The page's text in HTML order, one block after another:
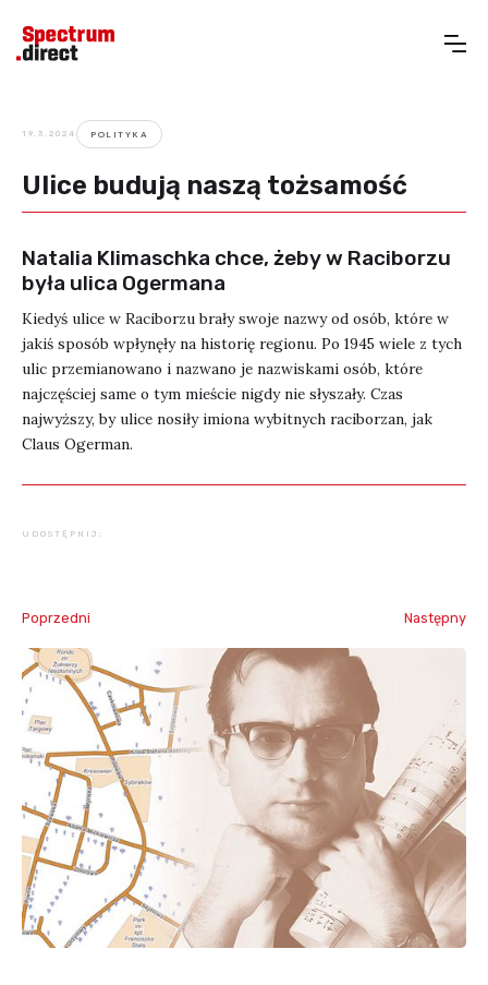
19.3.2024 POLITYKA
Ulice budują naszą tożsamość
Natalia Klimaschka chce, żeby w Raciborzu
była ulica Ogermana
Kiedyś ulice w Raciborzu brały swoje nazwy od osób, które w
jakiś sposób wpłynęły na historię regionu. Po 1945 wiele z tych
ulic przemianowano i nazwano je nazwiskami osób, które
najczęściej same o tym mieście nigdy nie słyszały. Czas
najwyższy, by ulice nosiły imiona wybitnych raciborzan, jak
Claus Ogerman.
UDOSTĘPNIJ:
Poprzedni Następny